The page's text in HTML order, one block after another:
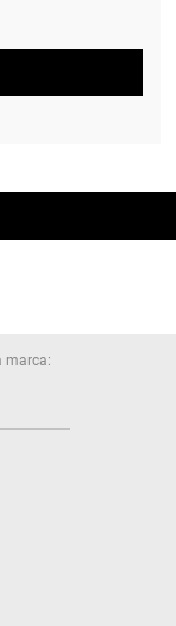
marca: